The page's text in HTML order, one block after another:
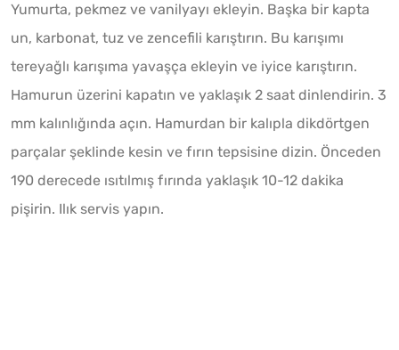
Yumurta, pekmez ve vanilyayı ekleyin. Başka bir kapta
un, karbonat, tuz ve zencefili karıştırın. Bu karışımı
tereyağlı karışıma yavaşça ekleyin ve iyice karıştırın.
Hamurun üzerini kapatın ve yaklaşık 2 saat dinlendirin. 3
mm kalınlığında açın. Hamurdan bir kalıpla dikdörtgen
parçalar şeklinde kesin ve fırın tepsisine dizin. Önceden
190 derecede ısıtılmış fırında yaklaşık 10-12 dakika
pişirin. Ilık servis yapın.